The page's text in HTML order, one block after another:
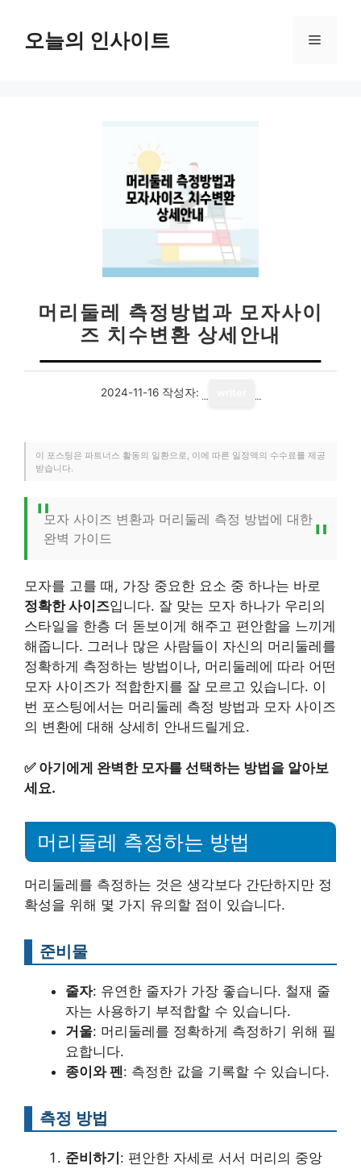
오늘의 인사이트 메
머리둘레 측정방법과 모자사이
즈 치수변환 상세안내
2024-11-16 작성자:
이 포스팅은 파트너스 활동의 일환으로, 이에 따른 일정액의 수수료를 제공
받습니다.
모자 사이즈 변환과 머리둘레 측정 방법에 대한
완벽 가이드
모자를 고를 때, 가장 중요한 요소 중 하나는 바로
정확한 사이즈입니다. 잘 맞는 모자 하나가 우리의
스타일을 한층 더 돋보이게 해주고 편안함을 느끼게
해줍니다. 그러나 많은 사람들이 자신의 머리둘레를
정확하게 측정하는 방법이나, 머리둘레에 따라 어떤
모자 사이즈가 적합한지를 잘 모르고 있습니다. 이
번 포스팅에서는 머리둘레 측정 방법과 모자 사이즈
의 변환에 대해 상세히 안내드릴게요.
✅ 아기에게 완벽한 모자를 선택하는 방법을 알아보
세요.
머리둘레 측정하는 방법
머리둘레를 측정하는 것은 생각보다 간단하지만 정
확성을 위해 몇 가지 유의할 점이 있습니다.
준비물
줄자: 유연한 줄자가 가장 좋습니다. 철재 줄
자는 사용하기 부적합할 수 있습니다.
거울: 머리둘레를 정확하게 측정하기 위해 필
요합니다.
종이와 펜: 측정한 값을 기록할 수 있습니다.
측정 방법
준비하기 : 편안한 자세로 서서 머리의 중앙